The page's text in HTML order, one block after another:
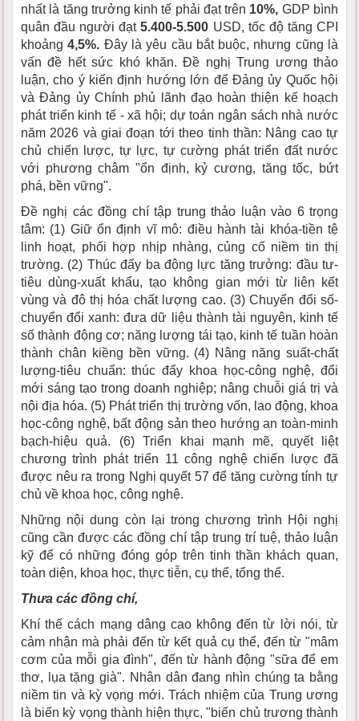
nhất là tăng trưởng kinh tế phải đạt trên 10%, GDP bình
quân đầu người đạt5.400-5.500 USD, tốc độ tăng CPI
khoảng4,5%. Đây là yêu cầu bắt buộc, nhưng cũng là
vấn đề hết sức khó khăn. Đề nghị Trung ương thảo
luận, cho ý kiến định hướng lớn để Đảng ủy Quốc hội
và Đảng ủy Chính phủ lãnh đạo hoàn thiện kế hoạch
phát triển kinh tế - xã hội; dự toán ngân sách nhà nước
năm 2026 và giai đoạn tới theo tinh thần: Nâng cao tự
chủ chiến lược, tự lực, tự cường phát triển đất nước
với phương châm "ổn định, kỷ cương, tăng tốc, bứt
phá, bền vững".
Đề nghị các đồng chí tập trung thảo luận vào 6 trọng
tâm: (1) Giữ ổn định vĩ mô: điều hành tài khóa-tiền tệ
linh hoạt, phối hợp nhịp nhàng, củng cố niềm tin thị
trường. (2) Thúc đẩy ba động lực tăng trưởng: đầu tư-
tiêu dùng-xuất khẩu, tạo không gian mới từ liên kết
vùng và đô thị hóa chất lượng cao. (3) Chuyển đổi số-
chuyển đổi xanh: đưa dữ liệu thành tài nguyên, kinh tế
số thành động cơ; năng lượng tái tạo, kinh tế tuần hoàn
thành chân kiềng bền vững. (4) Nâng năng suất-chất
lượng-tiêu chuẩn: thúc đẩy khoa học-công nghệ, đổi
mới sáng tạo trong doanh nghiệp; nâng chuỗi giá trị và
nội địa hóa. (5) Phát triển thị trường vốn, lao động, khoa
học-công nghệ, bất động sản theo hướng an toàn-minh
bạch-hiệu quả. (6) Triển khai mạnh mẽ, quyết liệt
chương trình phát triển 11 công nghệ chiến lược đã
được nêu ra trong Nghị quyết 57 để tăng cường tính tự
chủ về khoa học, công nghệ.
Những nội dung còn lại trong chương trình Hội nghị
cũng cần được các đồng chí tập trung trí tuệ, thảo luận
kỹ để có những đóng góp trên tinh thần khách quan,
toàn diện, khoa học, thực tiễn, cụ thể, tổng thể.
Thưa các đồng chí,
Khí thế cách mạng dâng cao không đến từ lời nói, từ
cảm nhận mà phải đến từ kết quả cụ thể, đến từ "mâm
cơm của mỗi gia đình", đến từ hành động "sữa để em
thơ, lụa tặng già". Nhân dân đang nhìn chúng ta bằng
niềm tin và kỳ vọng mới. Trách nhiệm của Trung ương
là biến kỳ vọng thành hiện thực, "biến chủ trương thành